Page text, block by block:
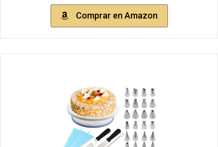
Comprar en Amazon